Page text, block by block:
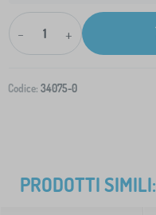
- +
Codice: 34075-0
PRODOTTI SIMILI: